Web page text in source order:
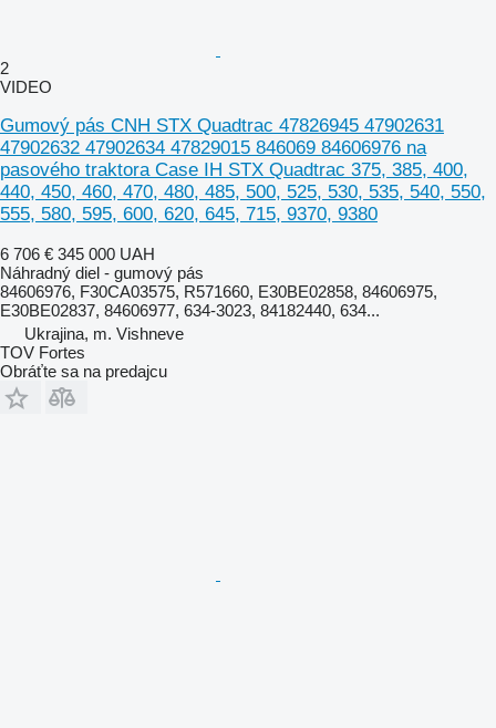
2
VIDEO
Gumový pás CNH STX Quadtrac 47826945 47902631
47902632 47902634 47829015 846069 84606976 na
pasového traktora Case IH STX Quadtrac 375, 385, 400,
440, 450, 460, 470, 480, 485, 500, 525, 530, 535, 540, 550,
555, 580, 595, 600, 620, 645, 715, 9370, 9380
6 706 € 345 000 UAH
Náhradný diel - gumový pás
84606976, F30CA03575, R571660, E30BE02858, 84606975,
E30BE02837, 84606977, 634-3023, 84182440, 634...
Ukrajina, m. Vishneve
TOV Fortes
Obráťte sa na predajcu